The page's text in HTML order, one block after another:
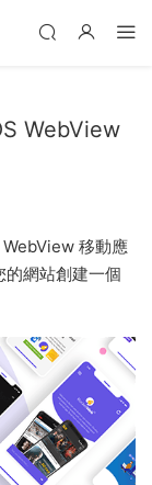
WebView
移動應
的網站創建一個